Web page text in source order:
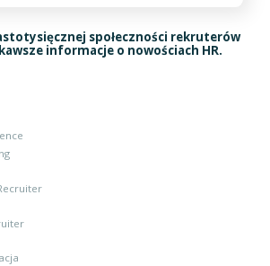
społeczności rekruterów
informacje o nowościach HR.